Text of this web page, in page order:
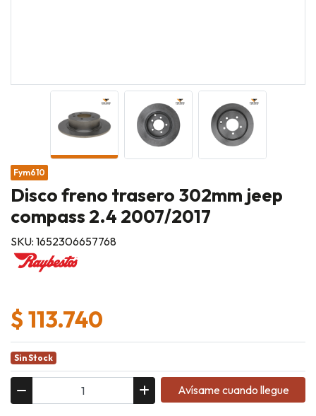
Fym610
Disco freno trasero 302mm jeep
compass 2.4 2007/2017
SKU: 1652306657768
$ 113.740
Sin Stock
Avísame cuando llegue